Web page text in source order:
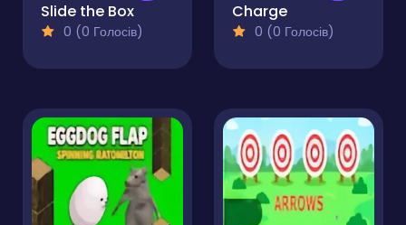
Slide the Box
0 (0 Голосів)
Charge
0 (0 Голосів)